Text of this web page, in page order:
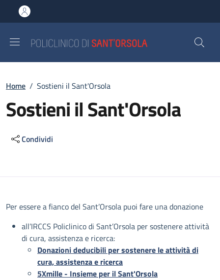
al contenuto principale
to footer content
Briciole di pane
Home / Sostieni il Sant'Orsola
Sostieni il Sant'Orsola
Condividi
Descrizione
Per essere a fianco del Sant’Orsola puoi fare una donazione
all’IRCCS Policlinico di Sant’Orsola per sostenere attività
di cura, assistenza e ricerca:
Donazioni deducibili per sostenere le attività di
cura, assistenza e ricerca
5Xmille - Insieme per il Sant'Orsola